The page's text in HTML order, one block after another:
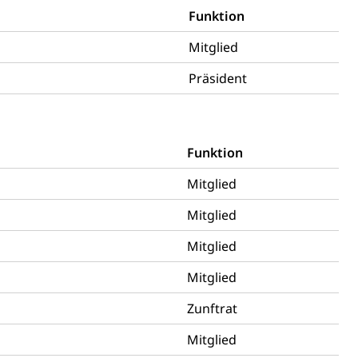
Funktion
Mitglied
Präsident
Funktion
Mitglied
Mitglied
Mitglied
Mitglied
Zunftrat
Mitglied
Langsamverkehr, Transportmittel, Auto, Motorrad,
Verkehr und Infrastruktur vif
Kantonsstrassen
elterliche Sorge